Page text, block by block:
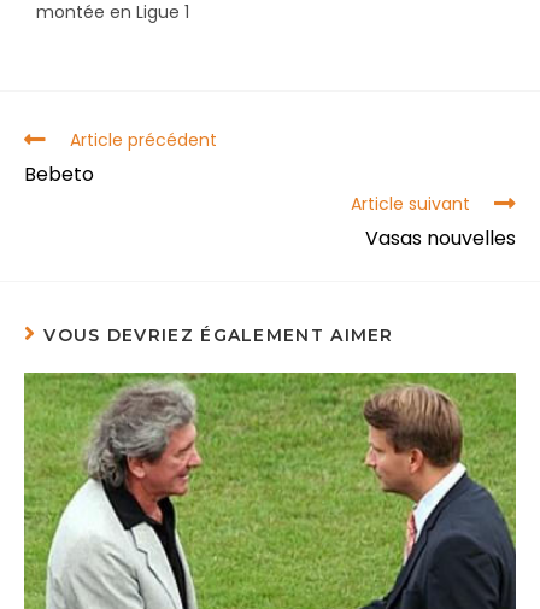
montée en Ligue 1
Article précédent
Bebeto
Article suivant
Vasas nouvelles
VOUS DEVRIEZ ÉGALEMENT AIMER